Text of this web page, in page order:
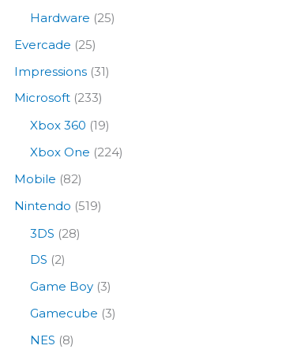
Hardware (25)
Evercade (25)
Impressions (31)
Microsoft (233)
Xbox 360 (19)
Xbox One (224)
Mobile (82)
Nintendo (519)
3DS (28)
DS (2)
Game Boy (3)
Gamecube (3)
NES (8)